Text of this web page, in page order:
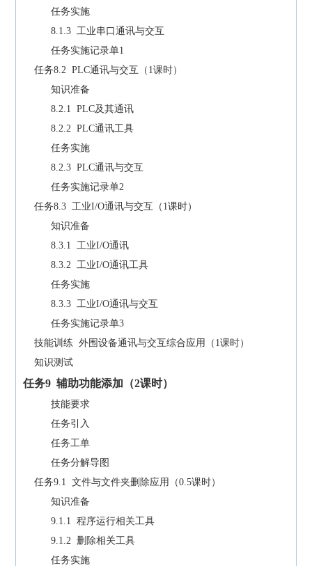
任务实施
8.1.3 工业串口通讯与交互
任务实施记录单1
任务8.2 PLC通讯与交互（1课时）
知识准备
8.2.1 PLC及其通讯
8.2.2 PLC通讯工具
任务实施
8.2.3 PLC通讯与交互
任务实施记录单2
任务8.3 工业I/O通讯与交互（1课时）
知识准备
8.3.1 工业I/O通讯
8.3.2 工业I/O通讯工具
任务实施
8.3.3 工业I/O通讯与交互
任务实施记录单3
技能训练 外围设备通讯与交互综合应用（1课时）
知识测试
任务9 辅助功能添加（2课时）
技能要求
任务引入
任务工单
任务分解导图
任务9.1 文件与文件夹删除应用（0.5课时）
知识准备
9.1.1 程序运行相关工具
9.1.2 删除相关工具
任务实施